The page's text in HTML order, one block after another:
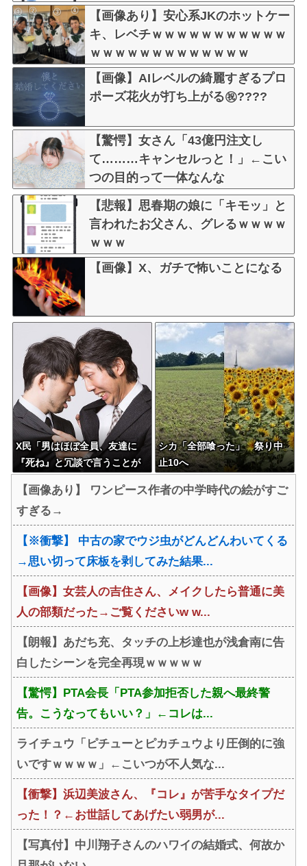
【画像あり】安心系JKのホットケー
キ、レベチｗｗｗｗｗｗｗｗｗｗｗ
ｗｗｗｗｗｗｗｗｗｗｗｗｗ
【画像】AIレベルの綺麗すぎるプロ
ポーズ花火が打ち上がる㊗????
【驚愕】女さん「43億円注文し
て………キャンセルっと！」←こい
つの目的って一体なんな
の？？？？？？？
【悲報】思春期の娘に「キモッ」と
言われたお父さん、グレるｗｗｗｗ
ｗｗｗ
【画像】X、ガチで怖いことになる
X民「男はほぼ全員、友達に
『死ね』と冗談で言うことが
シカ「全部喰った」 祭り中
止10へ
【画像あり】 ワンピース作者の中学時代の絵がすご
すぎる→
【※衝撃】 中古の家でウジ虫がどんどんわいてくる
→思い切って床板を剥してみた結果...
【画像】女芸人の吉住さん、メイクしたら普通に美
人の部類だった→ご覧くださいw w...
【朗報】あだち充、タッチの上杉達也が浅倉南に告
白したシーンを完全再現ｗｗｗｗｗ
【驚愕】PTA会長「PTA参加拒否した親へ最終警
告。こうなってもいい？」←コレは...
ライチュウ「ピチューとピカチュウより圧倒的に強
いですｗｗｗｗ」←こいつが不人気な...
【衝撃】浜辺美波さん、『コレ』が苦手なタイプだ
った！？←お世話してあげたい弱男が...
【写真付】中川翔子さんのハワイの結婚式、何故か